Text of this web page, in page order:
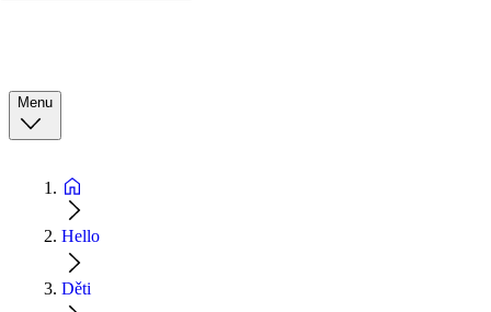
Menu
Hello
Děti